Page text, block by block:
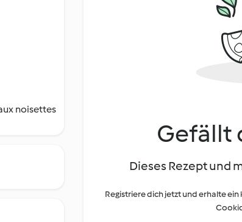
noisettes
Gefällt
Dieses Rezept und
Registriere dich jetzt und erhalte